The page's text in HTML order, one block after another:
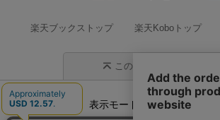
楽天ブックストップ 楽天Koboトップ
このページの先頭に戻る
表示モード モバイル